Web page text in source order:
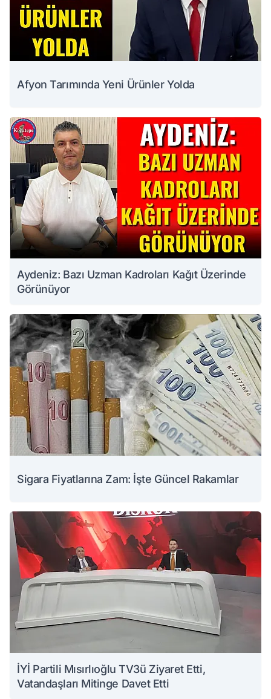
Afyon Tarımında Yeni Ürünler Yolda
Aydeniz: Bazı Uzman Kadroları Kağıt Üzerinde
Görünüyor
Sigara Fiyatlarına Zam: İşte Güncel Rakamlar
İYİ Partili Mısırlıoğlu TV3ü Ziyaret Etti,
Vatandaşları Mitinge Davet Etti